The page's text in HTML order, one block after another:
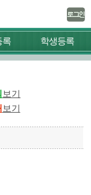
록 학생등록
보기
보기